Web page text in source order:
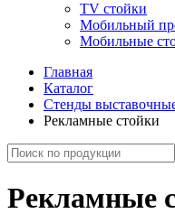
TV стойки
Мобильный
Мобильные
Главная
Каталог
Стенды
Рекламные стойки
Рекламные